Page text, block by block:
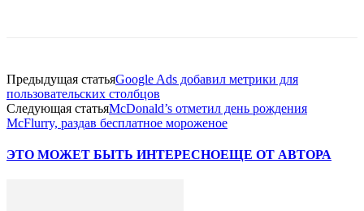
Предыдущая статьяGoogle Ads добавил метрики для
пользовательских столбцов
Следующая статьяMcDonald’s отметил день рождения
McFlurry, раздав бесплатное мороженое
ЭТО МОЖЕТ БЫТЬ ИНТЕРЕСНОЕЩЕ ОТ АВТОРА